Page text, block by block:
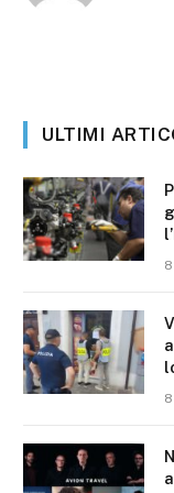
ULTIMI